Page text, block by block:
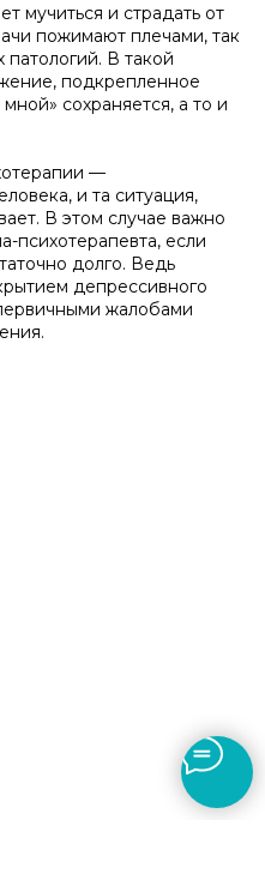
мучиться и страдать от
пожимают плечами, так
патологий. В такой
подкрепленное
мной» сохраняется, а то и
—
и та ситуация,
В этом случае важно
психотерапевта, если
долго. Ведь
депрессивного
жалобами